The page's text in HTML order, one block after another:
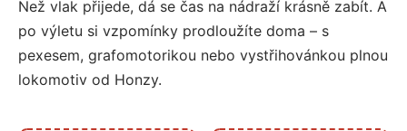
Než vlak přijede, dá se čas na nádraží krásně zabít. A
po výletu si vzpomínky prodloužíte doma – s
pexesem, grafomotorikou nebo vystřihovánkou plnou
lokomotiv od Honzy.